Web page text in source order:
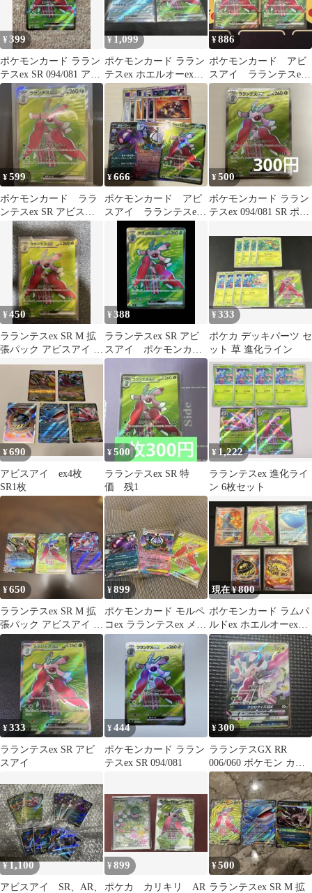
¥399
ポケモンカード ララン
テスex SR 094/081 アビ
スアイ
¥1,099
ポケモンカード ララン
テスex ホエルオーex
SR
¥886
ポケモンカード アビ
スアイ ラランテスex
SR 2枚
¥599
ポケモンカード ララ
ンテスex SR アビスア
¥666
ポケモンカード アビ
スアイ ラランテスex
¥500
ポケモンカード ララン
テスex 094/081 SR ポケ
¥450
ラランテスex SR M 拡
張パック アビスアイ キ
ラ 094/081
¥388
ラランテスex SR アビ
スアイ ポケモンカー
ド
¥333
ポケカ デッキパーツ セ
ット 草 進化ライン
¥690
アビスアイ ex4枚
SR1枚
¥500
ラランテスex SR 特
価 残1
¥ 1,222
ラランテスex 進化ライ
ン 6枚セット
¥650
ラランテスex SR M 拡
張パック アビスアイ キ
ラ 094/081
¥899
ポケモンカード モルペ
コex ラランテスex メガ
シャンデラex
現在 ¥800
ポケモンカード ラムパ
ルドex ホエルオーexな
ど SR5枚セット
¥333
ラランテスex SR アビ
スアイ
¥444
ポケモンカード ララン
テスex SR 094/081
¥300
ラランテスGX RR
006/060 ポケモン カー
ドゲーム GG01
¥1,100
アビスアイ SR、AR、
¥899
ポケカ カリキリ AR
¥500
ラランテスex SR M 拡